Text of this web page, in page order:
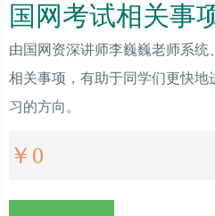
国网考试相关事
由国网资深讲师李巍巍老师系
相关事项，有助于同学们更快地
习的方向。
￥ 0